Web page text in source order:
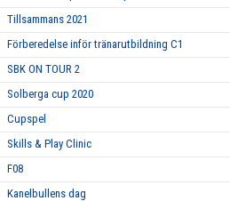
Tillsammans 2021
Förberedelse inför tränarutbildning C1
SBK ON TOUR 2
Solberga cup 2020
Cupspel
Skills & Play Clinic
F08
Kanelbullens dag